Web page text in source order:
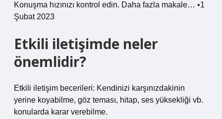
Konuşma hızınızı kontrol edin. Daha fazla makale… •1
Şubat 2023
Etkili iletişimde neler
önemlidir?
Etkili iletişim becerileri: Kendinizi karşınızdakinin
yerine koyabilme, göz teması, hitap, ses yüksekliği vb.
konularda karar verebilme.